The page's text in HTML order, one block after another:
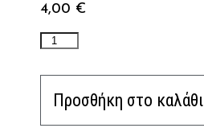
4,00 €
Προσθήκη στο καλάθι